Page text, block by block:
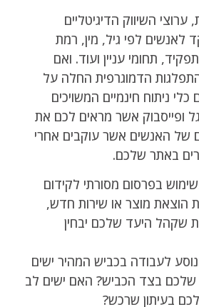
השיווק הדיגיטליים
לפי גיל, מין, רמת
תחומי עניין ועוד. ואם
הדמוגרפית החלה על
ניתוח חינמיים המשויכים
ופייסבוק אשר מראים לכם את
של האנשים אשר עוקבים אחרי
באתר שלכם.
בפרסום מסורתי לקידום
הוצאת מוצר או שירות חדש,
שקהל היעד שלכם יבחין
לעבודה בכביש המהיר ישים
שלכם בצד הכביש? האם ישים לב
בעיתון שרכש?